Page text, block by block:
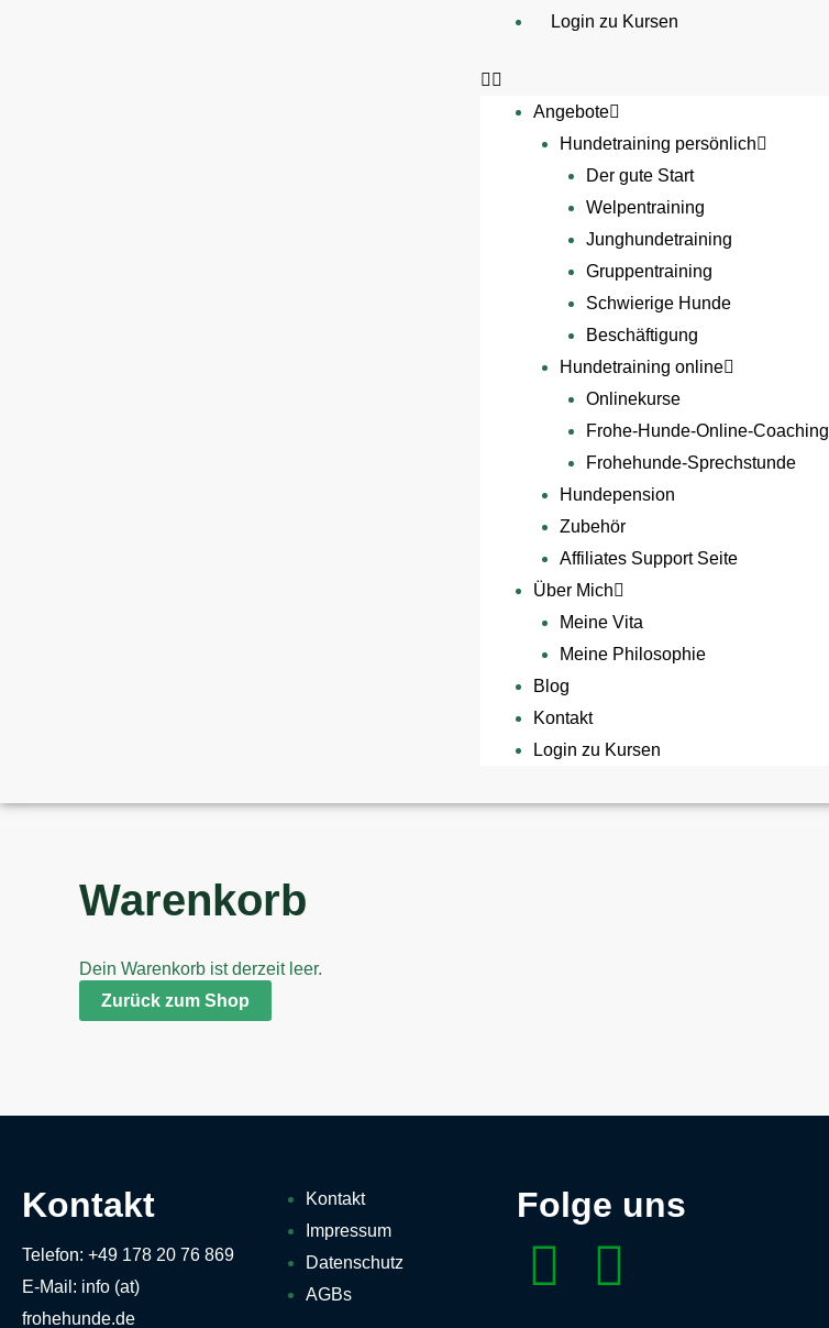
Login zu Kursen
Angebote
Hundetraining persönlich
Der gute Start
Welpentraining
Junghundetraining
Gruppentraining
Schwierige Hunde
Beschäftigung
Hundetraining online
Onlinekurse
Frohe-Hunde-Online-Coaching
Frohehunde-Sprechstunde
Hundepension
Zubehör
Affiliates Support Seite
Über Mich
Meine Vita
Meine Philosophie
Blog
Kontakt
Login zu Kursen
Warenkorb
Dein Warenkorb ist derzeit leer.
Zurück zum Shop
Kontakt
Telefon: +49 178 20 76 869
E-Mail: info (at)
frohehunde.de
Kontakt
Impressum
Datenschutz
AGBs
Folge uns
F
I